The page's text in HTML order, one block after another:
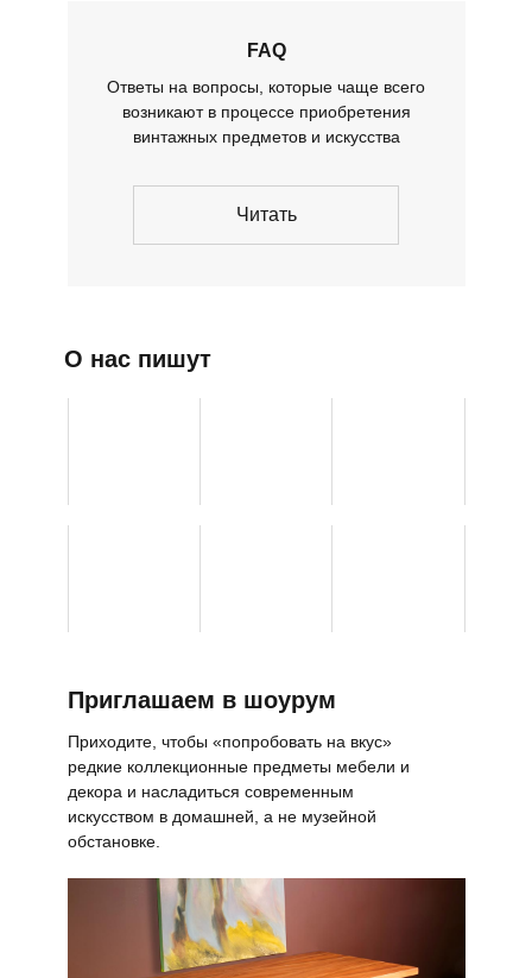
FAQ
Ответы на вопросы, которые чаще всего
возникают в процессе приобретения
винтажных предметов и искусства
Приглашаем в шоурум
Читать
О нас пишут
Приходите, чтобы «попробовать на вкус»
редкие коллекционные предметы мебели и
декора и насладиться современным
искусством в домашней, а не музейной
обстановке.